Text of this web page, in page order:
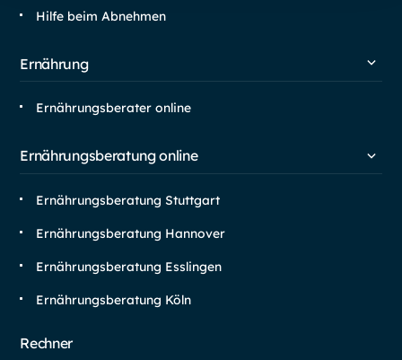
Hilfe beim Abnehmen
Ernährung
Ernährungsberater online
Ernährungsberatung online
Ernährungsberatung Stuttgart
Ernährungsberatung Hannover
Ernährungsberatung Esslingen
Ernährungsberatung Köln
Rechner